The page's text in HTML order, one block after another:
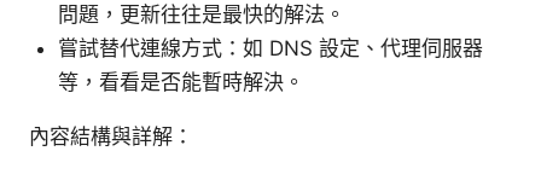
問題，更新往往是最快的解法。
嘗試替代連線方式：如 DNS 設定、代理伺服器
等，看看是否能暫時解決。
內容結構與詳解：